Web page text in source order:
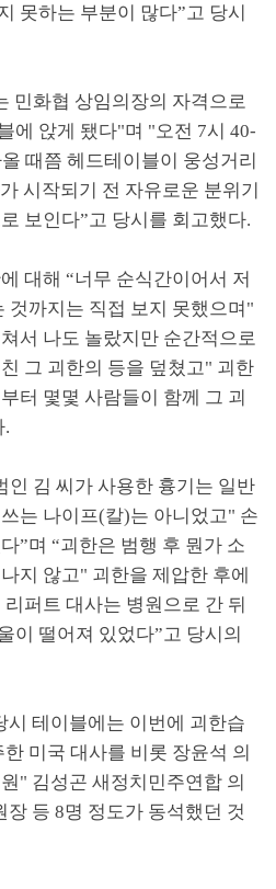
못하는 부분이 많다”고 당시
민화협 상임의장의 자격으로
에 앉게 됐다"며 "오전 7시 40-
때쯤 헤드테이블이 웅성거리
시작되기 전 자유로운 분위기
보인다”고 당시를 회고했다.
대해 “너무 순식간이어서 저
것까지는 직접 보지 못했으며 "
서 나도 놀랐지만 순간적으로
그 괴한의 등을 덮쳤고" 괴한
터 몇몇 사람들이 함께 그 괴
.
인 김 씨가 사용한 흉기는 일반
는 나이프(칼)는 아니었고" 손
”며 “괴한은 범행 후 뭔가 소
지 않고" 괴한을 제압한 후에
퍼트 대사는 병원으로 간 뒤
이 떨어져 있었다”고 당시의
시 테이블에는 이번에 괴한습
미국 대사를 비롯 장윤석 의
" 김성곤 새정치민주연합 의
장 등 8명 정도가 동석했던 것